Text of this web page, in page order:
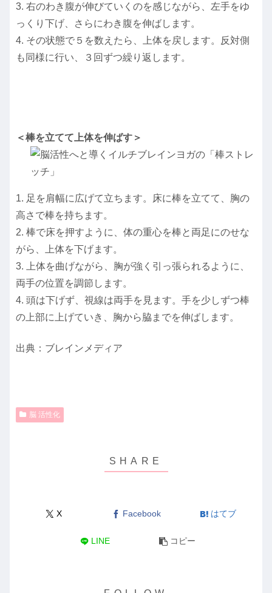
3. 右のわき腹が伸びていくのを感じながら、左手をゆ
っくり下げ、さらにわき腹を伸ばします。
4. その状態で５を数えたら、上体を戻します。反対側
も同様に行い、３回ずつ繰り返します。
＜棒を立てて上体を伸ばす＞
1. 足を肩幅に広げて立ちます。床に棒を立てて、胸の
高さで棒を持ちます。
2. 棒で床を押すように、体の重心を棒と両足にのせな
がら、上体を下げます。
3. 上体を曲げながら、胸が強く引っ張られるように、
両手の位置を調節します。
4. 頭は下げず、視線は両手を見ます。手を少しずつ棒
の上部に上げていき、胸から脇までを伸ばします。
出典：ブレインメディア
脳 活性化
X Facebook はてブ
LINE コピー